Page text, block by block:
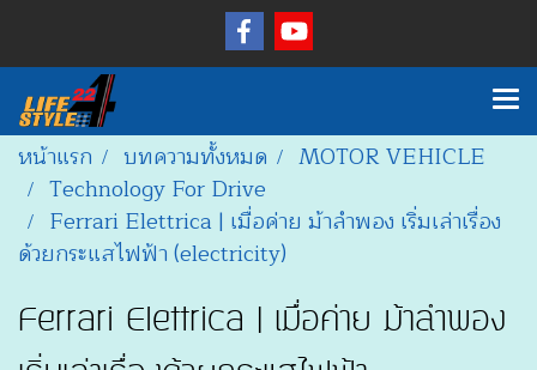
หน้าแรก บทความทั้งหมด
MOTOR VEHICLE
Technology For Drive
Ferrari Elettrica | เมื่อค่าย ม้าลำพอง เริ่มเล่าเรื่อง
ด้วยกระแสไฟฟ้า (electricity)
Ferrari Elettrica | เมื่อค่าย ม้าลำพอง